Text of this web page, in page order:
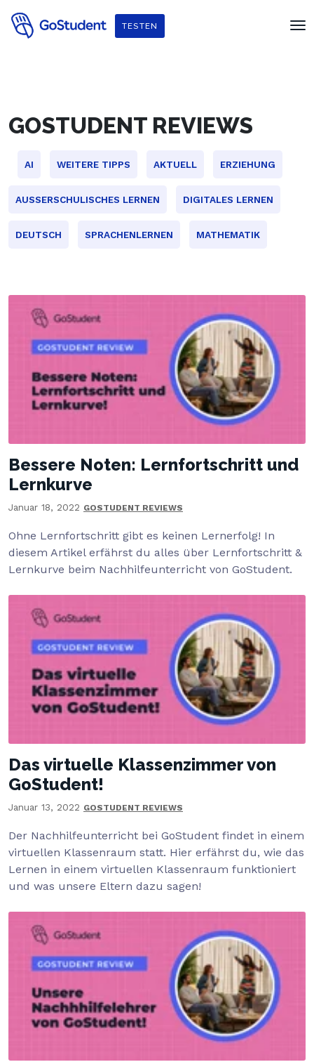
TESTEN
GOSTUDENT REVIEWS
AI WEITERE TIPPS AKTUELL ERZIEHUNG
AUSSERSCHULISCHES LERNEN DIGITALES LERNEN
DEUTSCH SPRACHENLERNEN MATHEMATIK
Bessere Noten: Lernfortschritt und
Lernkurve
Januar 18, 2022 GOSTUDENT REVIEWS
Ohne Lernfortschritt gibt es keinen Lernerfolg! In
diesem Artikel erfährst du alles über Lernfortschritt &
Lernkurve beim Nachhilfeunterricht von GoStudent.
Das virtuelle Klassenzimmer von
GoStudent!
Januar 13, 2022 GOSTUDENT REVIEWS
Der Nachhilfeunterricht bei GoStudent findet in einem
virtuellen Klassenraum statt. Hier erfährst du, wie das
Lernen in einem virtuellen Klassenraum funktioniert
und was unsere Eltern dazu sagen!